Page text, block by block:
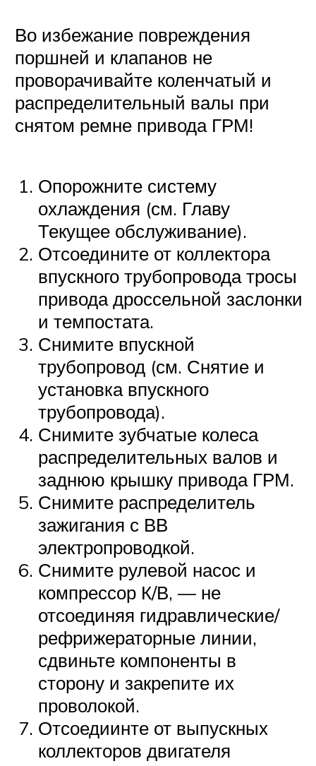
Во избежание повреждения
поршней и клапанов не
проворачивайте коленчатый и
распределительный валы при
снятом ремне привода ГРМ!
Опорожните систему
охлаждения (см. Главу
Текущее обслуживание).
Отсоедините от коллектора
впускного трубопровода тросы
привода дроссельной заслонки
и темпостата.
Снимите впускной
трубопровод (см. Снятие и
установка впускного
трубопровода).
Снимите зубчатые колеса
распределительных валов и
заднюю крышку привода ГРМ.
Снимите распределитель
зажигания с ВВ
электропроводкой.
Снимите рулевой насос и
компрессор К/В, — не
отсоединяя гидравлические/
рефрижераторные линии,
сдвиньте компоненты в
сторону и закрепите их
проволокой.
Отсоедиинте от выпускных
коллекторов двигателя